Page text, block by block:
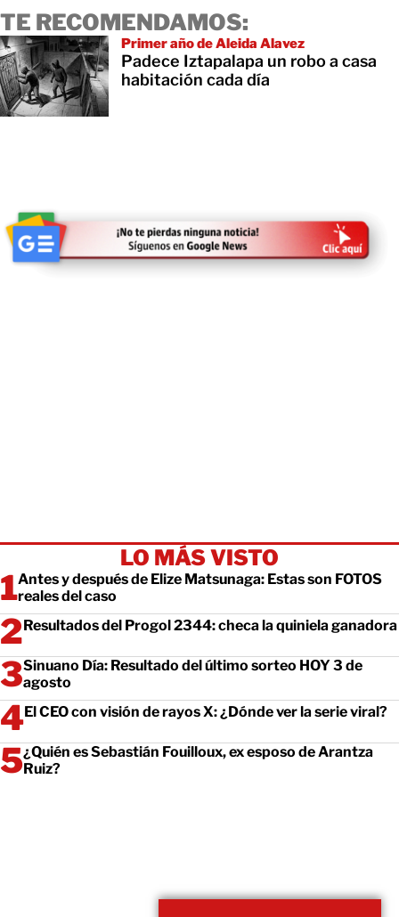
TE RECOMENDAMOS:
Primer año de Aleida Alavez
Padece Iztapalapa un robo a casa
habitación cada día
LO MÁS VISTO
Antes y después de Elize Matsunaga: Estas son FOTOS
reales del caso
Resultados del Progol 2344: checa la quiniela ganadora
Sinuano Día: Resultado del último sorteo HOY 3 de
agosto
El CEO con visión de rayos X: ¿Dónde ver la serie viral?
¿Quién es Sebastián Fouilloux, ex esposo de Arantza
Ruiz?